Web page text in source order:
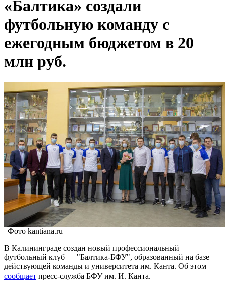
«Балтика» создали
футбольную команду с
ежегодным бюджетом в 20
млн руб.
Фото kantiana.ru
В Калининграде создан новый профессиональный
футбольный клуб — "Балтика-БФУ", образованный на базе
действующей команды и университета им. Канта. Об этом
сообщает пресс-служба БФУ им. И. Канта.